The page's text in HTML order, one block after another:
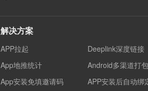
解决方案
APP拉起
Deeplink深度链接
App地推统计
Android多渠道打包
App安装免填邀请码
APP安装后自动绑